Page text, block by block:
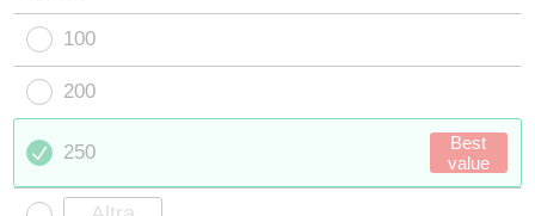
100
200
250
Best
value